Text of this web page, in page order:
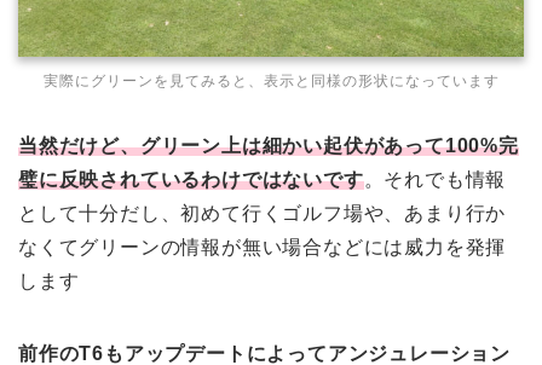
実際にグリーンを見てみると、表示と同様の形状になっています
当然だけど、グリーン上は細かい起伏があって100%完
璧に反映されているわけではないです。それでも情報
として十分だし、初めて行くゴルフ場や、あまり行か
なくてグリーンの情報が無い場合などには威力を発揮
します
前作のT6もアップデートによってアンジュレーション